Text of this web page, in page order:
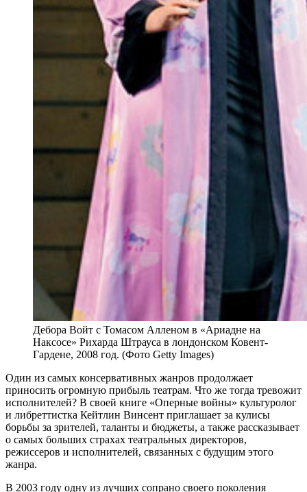
Дебора Войт с Томасом Алленом в «Ариадне на
Наксосе» Рихарда Штрауса в лондонском Ковент-
Гардене, 2008 год. (Фото Getty Images)
Один из самых консервативных жанров продолжает
приносить огромную прибыль театрам. Что же тогда тревожит
исполнителей? В своей книге «Оперные войны» культуролог
и либреттистка Кейтлин Винсент приглашает за кулисы
борьбы за зрителей, таланты и бюджеты, а также рассказывает
о самых больших страхах театральных директоров,
режиссеров и исполнителей, связанных с будущим этого
жанра.
В 2003 году одну из лучших сопрано своего поколения